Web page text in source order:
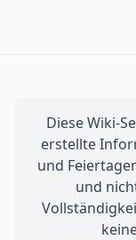
Diese Wiki-
erstellte
und
und